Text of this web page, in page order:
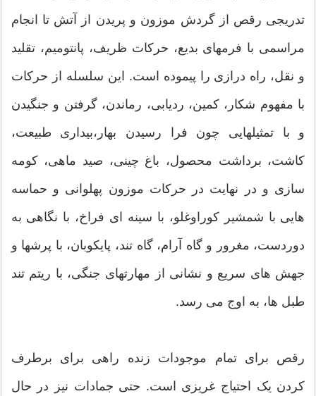
تدریجی رقص از گردش موزون و پریدن از آتش تا انجام
مراسمی با فرمهای بدیع، حرکات ظریف، پانتومیم، تقلید
و نقل، راه درازی را پیموده است. این سلسله از حرکات
با مفهوم شکار، کمین، ردیابی، رماندن، گرفتن و جنگیدن
و با تمثیلهایی چون فرا رسیدن بهار،بیداری طبیعت،
کاشت، برداشت محصول، باغ چینی، صید ماهی، کومه
سازی و در نهایت در حرکات موزون پهلوانی و حماسه
هایی با شمشیر کوراوغلو، با سینه ای فراخ، با نگاهی به
دوردست، مغرور و گاه آرام، گاه تند، پایکوبان، با پرشها و
جهش های سریع و نشانی از مهارتهای جنگی، با ریتم تند
طبل ها، به اوج می رسد.
رقص برای تمام موجودات زنده راهی برای برطرف
کردن یک احتیاج غریزی است. حتی جمادات نیز در حال